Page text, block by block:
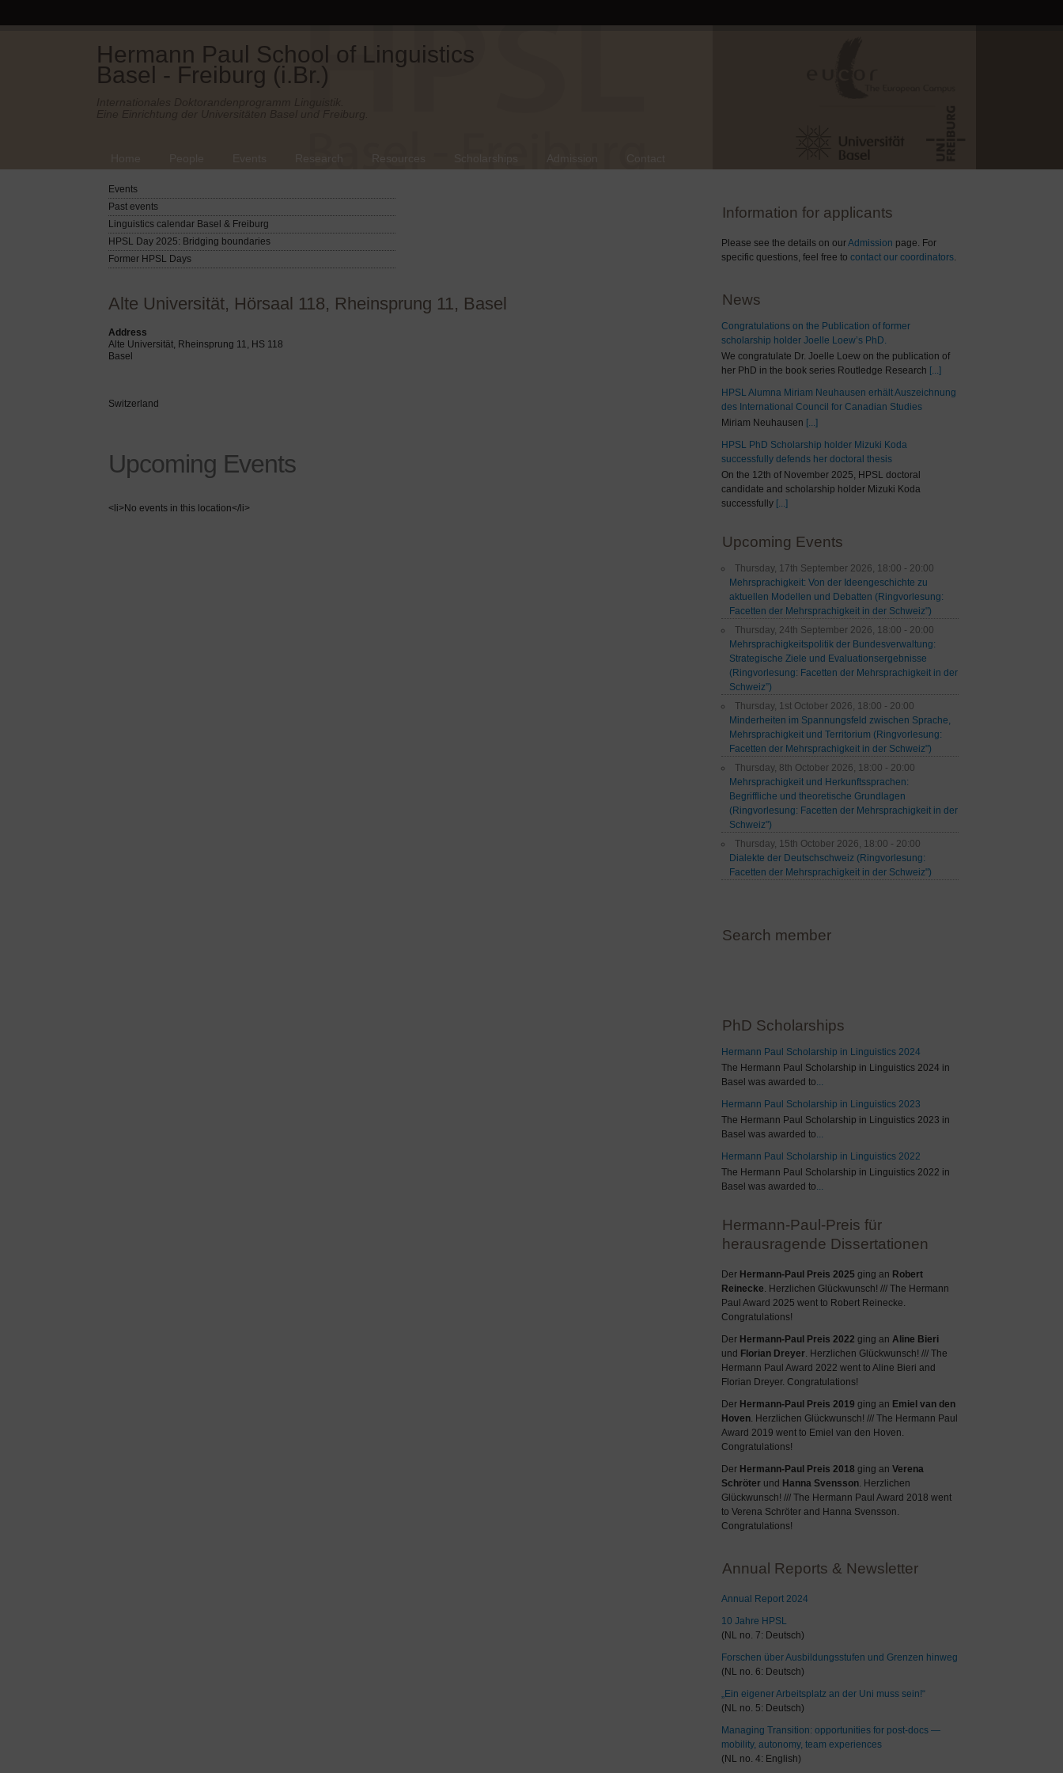
Hermann Paul School of Linguistics
Basel - Freiburg (i.Br.)
Events
Past events
Linguistics calendar Basel & Freiburg
HPSL Day 2025: Bridging boundaries
Former HPSL Days
Alte Universität, Hörsaal 118, Rheinsprung 11, Basel
Address
Alte Universität, Rheinsprung 11, HS 118
Basel
Switzerland
Upcoming Events
<li>No events in this location</li>
Information for applicants
Please see the details on ourAdmission page. For
specific questions, feel free to contact our coordinators.
News
Congratulations on the Publication of former
scholarship holder Joelle Loew’s PhD.
We congratulate Dr. Joelle Loew on the publication of
her PhD in the book series Routledge Research [...]
HPSL Alumna Miriam Neuhausen erhält Auszeichnung
des International Council for Canadian Studies
Miriam Neuhausen [...]
HPSL PhD Scholarship holder Mizuki Koda
successfully defends her doctoral thesis
On the 12th of November 2025, HPSL doctoral
candidate and scholarship holder Mizuki Koda
successfully [...]
Upcoming Events
Thursday, 17th September 2026, 18:00 - 20:00
Mehrsprachigkeit: Von der Ideengeschichte zu
aktuellen Modellen und Debatten (Ringvorlesung:
Facetten der Mehrsprachigkeit in der Schweiz")
Thursday, 24th September 2026, 18:00 - 20:00
Mehrsprachigkeitspolitik der Bundesverwaltung:
Strategische Ziele und Evaluationsergebnisse
(Ringvorlesung: Facetten der Mehrsprachigkeit in der
Schweiz”)
Thursday, 1st October 2026, 18:00 - 20:00
Minderheiten im Spannungsfeld zwischen Sprache,
Mehrsprachigkeit und Territorium (Ringvorlesung:
Facetten der Mehrsprachigkeit in der Schweiz")
Thursday, 8th October 2026, 18:00 - 20:00
Mehrsprachigkeit und Herkunftssprachen:
Begriffliche und theoretische Grundlagen
(Ringvorlesung: Facetten der Mehrsprachigkeit in der
Schweiz")
Thursday, 15th October 2026, 18:00 - 20:00
Dialekte der Deutschschweiz (Ringvorlesung:
Facetten der Mehrsprachigkeit in der Schweiz")
Search member
PhD Scholarships
Hermann Paul Scholarship in Linguistics 2024
The Hermann Paul Scholarship in Linguistics 2024 in
Basel was awarded to...
Hermann Paul Scholarship in Linguistics 2023
The Hermann Paul Scholarship in Linguistics 2023 in
Basel was awarded to...
Hermann Paul Scholarship in Linguistics 2022
The Hermann Paul Scholarship in Linguistics 2022 in
Basel was awarded to...
Hermann-Paul-Preis für
herausragende Dissertationen
Der Hermann-Paul Preis 2025 ging an Robert
Reinecke. Herzlichen Glückwunsch! /// The Hermann
Paul Award 2025 went to Robert Reinecke.
Congratulations!
Der Hermann-Paul Preis 2022 ging an Aline Bieri
und Florian Dreyer. Herzlichen Glückwunsch! /// The
Hermann Paul Award 2022 went to Aline Bieri and
Florian Dreyer. Congratulations!
Der Hermann-Paul Preis 2019 ging an Emiel van den
Hoven. Herzlichen Glückwunsch! /// The Hermann Paul
Award 2019 went to Emiel van den Hoven.
Congratulations!
Der Hermann-Paul Preis 2018 ging an Verena
Schröter und Hanna Svensson. Herzlichen
Glückwunsch! /// The Hermann Paul Award 2018 went
to Verena Schröter and Hanna Svensson.
Congratulations!
Annual Reports & Newsletter
Annual Report 2024
10 Jahre HPSL
(NL no. 7: Deutsch)
Forschen über Ausbildungsstufen und Grenzen hinweg
(NL no. 6: Deutsch)
„Ein eigener Arbeitsplatz an der Uni muss sein!“
(NL no. 5: Deutsch)
Managing Transition: opportunities for post-docs —
mobility, autonomy, team experiences
(NL no. 4: English)